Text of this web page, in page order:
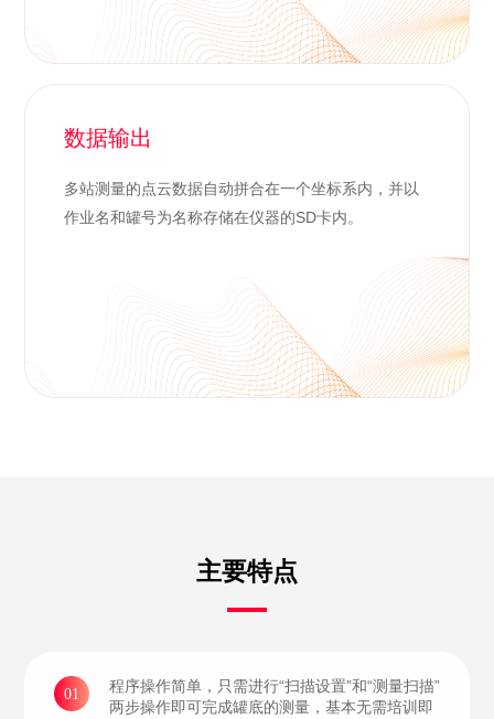
数据输出
多站测量的点云数据自动拼合在一个坐标系内，并以
作业名和罐号为名称存储在仪器的SD卡内。
主要特点
01
程序操作简单，只需进行“扫描设置”和“测量扫描”
两步操作即可完成罐底的测量，基本无需培训即